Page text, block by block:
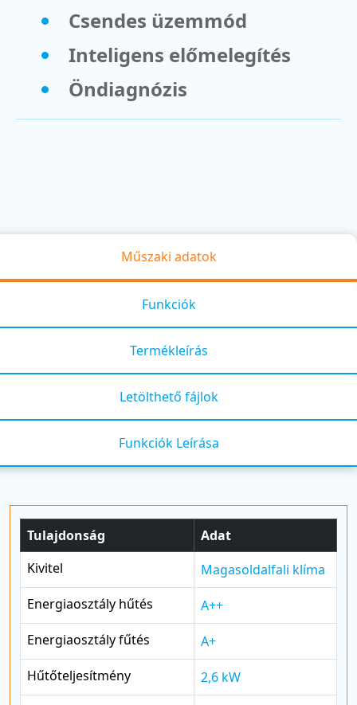
Csendes üzemmód
Inteligens előmelegítés
Öndiagnózis
Műszaki adatok
Funkciók
Termékleírás
Letölthető fájlok
Funkciók Leírása
Tulajdonság
Adat
Kivitel
Magasoldalfali klíma
Energiaosztály hűtés
A++
Energiaosztály fűtés
A+
Hűtőteljesítmény
2,6 kW